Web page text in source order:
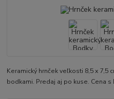
Keramický hrnček veľkosti 8,5 x 7,5
bodkami. Predaj aj po kuse. Cena s